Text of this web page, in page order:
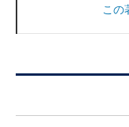
この